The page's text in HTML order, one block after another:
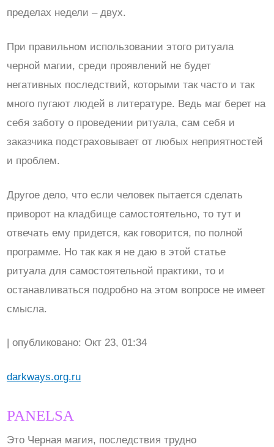
пределах недели – двух.
При правильном использовании этого ритуала
черной магии, среди проявлений не будет
негативных последствий, которыми так часто и так
много пугают людей в литературе. Ведь маг берет на
себя заботу о проведении ритуала, сам себя и
заказчика подстраховывает от любых неприятностей
и проблем.
Другое дело, что если человек пытается сделать
приворот на кладбище самостоятельно, то тут и
отвечать ему придется, как говорится, по полной
программе. Но так как я не даю в этой статье
ритуала для самостоятельной практики, то и
останавливаться подробно на этом вопросе не имеет
смысла.
| опубликовано: Окт 23, 01:34
darkways.org.ru
PANELSA
Это Черная магия, последствия трудно